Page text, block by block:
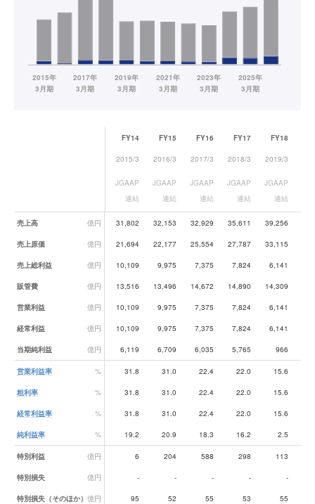
業績データ一覧
FY14 FY15 FY16 FY17 FY18
2015/3 2016/3 2017/3 2018/3 2019/3
JGAAP
連結
JGAAP
連結
JGAAP
連結
JGAAP
連結
JGAAP
連結
売上高 億円 31,802 32,153 32,929 35,611 39,256
売上原価 億円 21,694 22,177 25,554 27,787 33,115
売上総利益 億円 10,109 9,975 7,375 7,824 6,141
販管費 億円 13,516 13,496 14,672 14,890 14,309
営業利益 億円 10,109 9,975 7,375 7,824 6,141
経常利益 億円 10,109 9,975 7,375 7,824 6,141
当期純利益 億円 6,119 6,709 6,035 5,765 966
営業利益率 % 31.8 31.0 22.4 22.0 15.6
粗利率 % 31.8 31.0 22.4 22.0 15.6
経常利益率 % 31.8 31.0 22.4 22.0 15.6
純利益率 % 19.2 20.9 18.3 16.2 2.5
特別利益 億円 6 204 588 298 113
特別損失 億円 - - - - -
特別損失（そのほか） 億円 95 52 55 53 55